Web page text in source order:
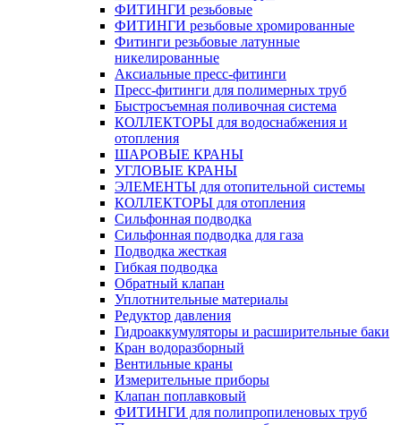
ФИТИНГИ резьбовые
ФИТИНГИ резьбовые хромированные
Фитинги резьбовые латунные
никелированные
Аксиальные пресс-фитинги
Пресс-фитинги для полимерных труб
Быстросъемная поливочная система
КОЛЛЕКТОРЫ для водоснабжения и
отопления
ШАРОВЫЕ КРАНЫ
УГЛОВЫЕ КРАНЫ
ЭЛЕМЕНТЫ для отопительной системы
КОЛЛЕКТОРЫ для отопления
Сильфонная подводка
Cильфонная подводка для газа
Подводка жесткая
Гибкая подводка
Обратный клапан
Уплотнительные материалы
Редуктор давления
Гидроаккумуляторы и расширительные баки
Кран водоразборный
Вентильные краны
Измерительные приборы
Клапан поплавковый
ФИТИНГИ для полипропиленовых труб